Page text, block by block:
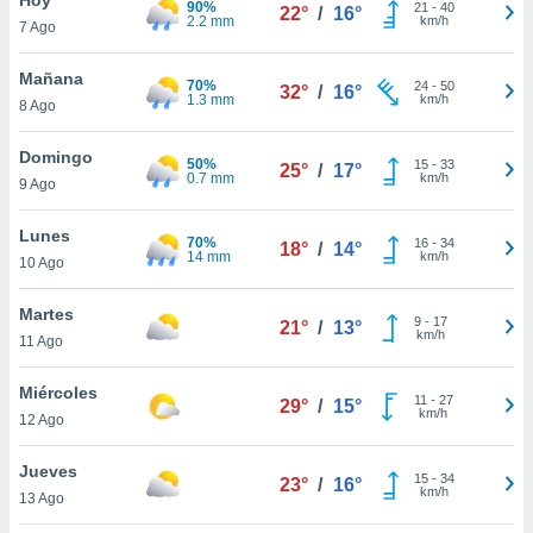
y
en
más
de
7 Ago
90%
2.2 mm
22° / 16° 21 - 40
km/h
Mañana
8 Ago
70%
1.3 mm
32° / 16° 24- 50
km/h
Domingo
9 Ago
50%
0.7 mm
25° / 17° 15- 33
km/h
Lunes
10 Ago
70%
14 mm
18° / 14° 16- 34
km/h
Martes
11 Ago
21° / 13° 9- 17
km/h
Miércoles
12 Ago
29° / 15° 11 - 27
km/h
Jueves
13 Ago
23° / 16° 15- 34
km/h